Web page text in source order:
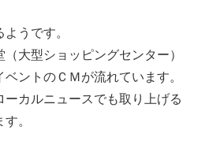
うです。
大型ショッピングセンター）
ントのＣＭが流れています。
カルニュースでも取り上げる
。